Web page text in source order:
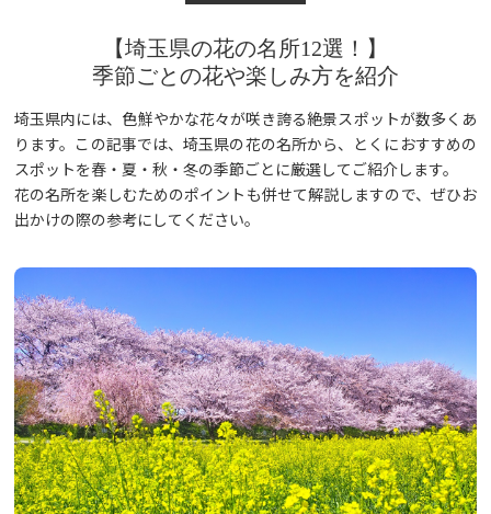
【埼玉県の花の名所12選！】
季節ごとの花や楽しみ方を紹介
埼玉県内には、色鮮やかな花々が咲き誇る絶景スポットが数多くあ
ります。この記事では、埼玉県の花の名所から、とくにおすすめの
スポットを春・夏・秋・冬の季節ごとに厳選してご紹介します。
花の名所を楽しむためのポイントも併せて解説しますので、ぜひお
出かけの際の参考にしてください。